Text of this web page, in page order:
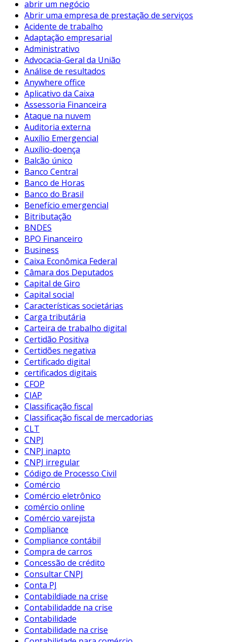
abrir um negócio
Abrir uma empresa de prestação de serviços
Acidente de trabalho
Adaptação empresarial
Administrativo
Advocacia-Geral da União
Análise de resultados
Anywhere office
Aplicativo da Caixa
Assessoria Financeira
Ataque na nuvem
Auditoria externa
Auxílio Emergencial
Auxílio-doença
Balcão único
Banco Central
Banco de Horas
Banco do Brasil
Benefício emergencial
Bitributação
BNDES
BPO Financeiro
Business
Caixa Econômica Federal
Câmara dos Deputados
Capital de Giro
Capital social
Características societárias
Carga tributária
Carteira de trabalho digital
Certidão Positiva
Certidões negativa
Certificado digital
certificados digitais
CFOP
CIAP
Classificação fiscal
Classificação fiscal de mercadorias
CLT
CNPJ
CNPJ inapto
CNPJ irregular
Código de Processo Civil
Comércio
Comércio eletrônico
comércio online
Comércio varejista
Compliance
Compliance contábil
Compra de carros
Concessão de crédito
Consultar CNPJ
Conta PJ
Contabildiade na crise
Contabilidadde na crise
Contabilidade
Contabilidade na crise